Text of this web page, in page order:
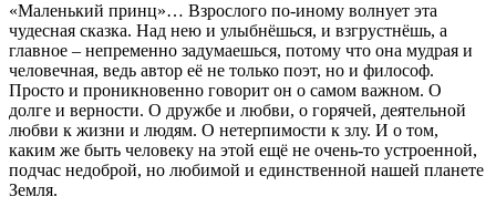
«Маленький принц»… Взрослого по-иному волнует эта
чудесная сказка. Над нею и улыбнёшься, и взгрустнёшь, а
главное – непременно задумаешься, потому что она мудрая и
человечная, ведь автор её не только поэт, но и философ.
Просто и проникновенно говорит он о самом важном. О
долге и верности. О дружбе и любви, о горячей, деятельной
любви к жизни и людям. О нетерпимости к злу. И о том,
каким же быть человеку на этой ещё не очень-то устроенной,
подчас недоброй, но любимой и единственной нашей планете
Земля.